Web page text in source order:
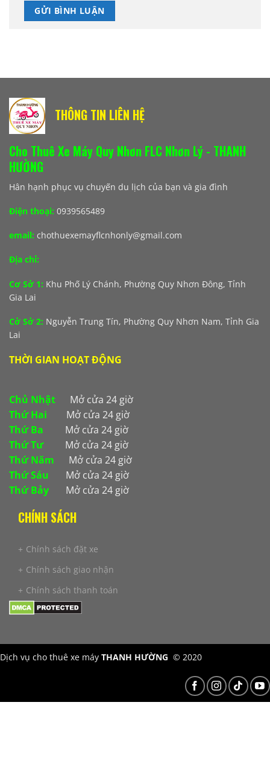
THÔNG TIN LIÊN HỆ
Cho Thuê Xe Máy Quy Nhơn FLC Nhơn Lý - THANH
HƯỜNG
Hân hạnh phục vụ chuyến du lịch của bạn và gia đình
Điện thoại: 0939565489
email: chothuexemayflcnhonly@gmail.com
Địa chỉ:
Cơ Sở 1: Khu Phố Lý Chánh, Phường Quy Nhơn Đông, Tỉnh
Gia Lai
Cở Sở 2: Nguyễn Trung Tín, Phường Quy Nhơn Nam, Tỉnh Gia
Lai
THỜI GIAN HOẠT ĐỘNG
Chủ Nhật
Mở cửa 24 giờ
Thứ Hai
Mở cửa 24 giờ
Thứ Ba
Mở cửa 24 giờ
Thứ Tư
Mở cửa 24 giờ
Thứ Năm
Mở cửa 24 giờ
Thứ Sáu
Mở cửa 24 giờ
Thứ Bảy
Mở cửa 24 giờ
CHÍNH SÁCH
Chính sách đặt xe
Chính sách giao nhận
Chính sách thanh toán
Dịch vụ cho thuê xe máy THANH HƯỜNG © 2020